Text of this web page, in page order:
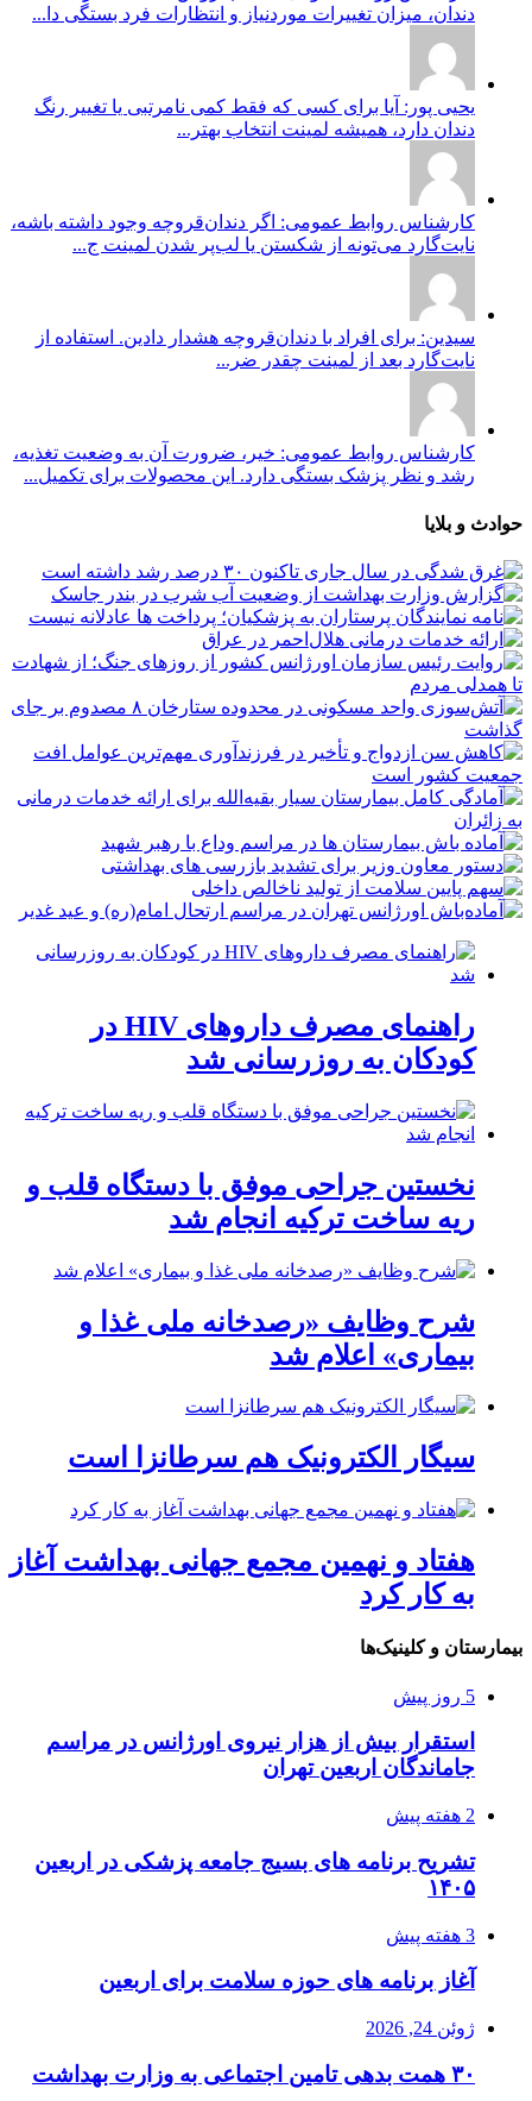
دندان، میزان تغییرات موردنیاز و انتظارات فرد بستگی دا...
یحیی پور: آیا برای کسی که فقط کمی نامرتبی یا تغییر رنگ
دندان دارد، همیشه لمینت انتخاب بهتر...
کارشناس روابط عمومی: اگر دندان‌قروچه وجود داشته باشه،
نایت‌گارد می‌تونه از شکستن یا لب‌پر شدن لمینت ج...
سیدین: برای افراد با دندان‌قروچه هشدار دادین. استفاده از
نایت‌گارد بعد از لمینت چقدر ضر...
کارشناس روابط عمومی: خیر، ضرورت آن به وضعیت تغذیه،
رشد و نظر پزشک بستگی دارد. این محصولات برای تکمیل...
حوادث و بلایا
راهنمای مصرف داروهای HIV در
کودکان به روزرسانی شد
نخستین جراحی موفق با دستگاه قلب و
ریه ساخت ترکیه انجام شد
شرح وظایف «رصدخانه ملی غذا و
بیماری» اعلام شد
سیگار الکترونیک هم سرطانزا است
هفتاد و نهمین مجمع جهانی بهداشت آغاز
به کار کرد
بیمارستان و کلینیک‌ها
5 روز پیش
استقرار بیش از هزار نیروی اورژانس در مراسم
جاماندگان اربعین تهران
2 هفته پیش
تشریح برنامه های بسیج جامعه پزشکی در اربعین
۱۴۰۵
3 هفته پیش
آغاز برنامه های حوزه سلامت برای اربعین
ژوئن 24, 2026
۳۰ همت بدهی تامین اجتماعی به وزارت بهداشت